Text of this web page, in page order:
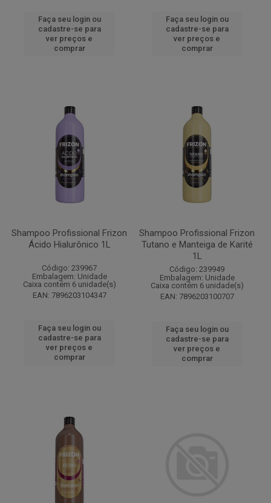
Faça seu login ou
cadastre-se para
ver preços e
comprar
Faça seu login ou
cadastre-se para
ver preços e
comprar
Shampoo Profissional Frizon
Ácido Hialurônico 1L
Código: 239967
Embalagem: Unidade
Caixa contém 6 unidade(s)
EAN: 7896203104347
Faça seu login ou
cadastre-se para
ver preços e
comprar
Shampoo Profissional Frizon
Tutano e Manteiga de Karité
1L
Código: 239949
Embalagem: Unidade
Caixa contém 6 unidade(s)
EAN: 7896203100707
Faça seu login ou
cadastre-se para
ver preços e
comprar